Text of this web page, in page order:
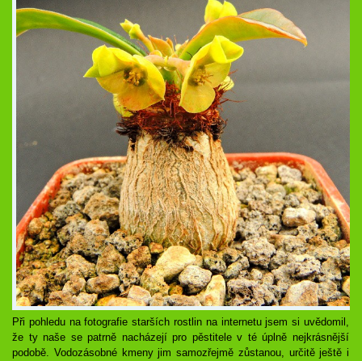
Při pohledu na fotografie starších rostlin na internetu jsem si uvědomil,
že ty naše se patrně nacházejí pro pěstitele v té úplně nejkrásnější
podobě. Vodozásobné kmeny jim samozřejmě zůstanou, určitě ještě i